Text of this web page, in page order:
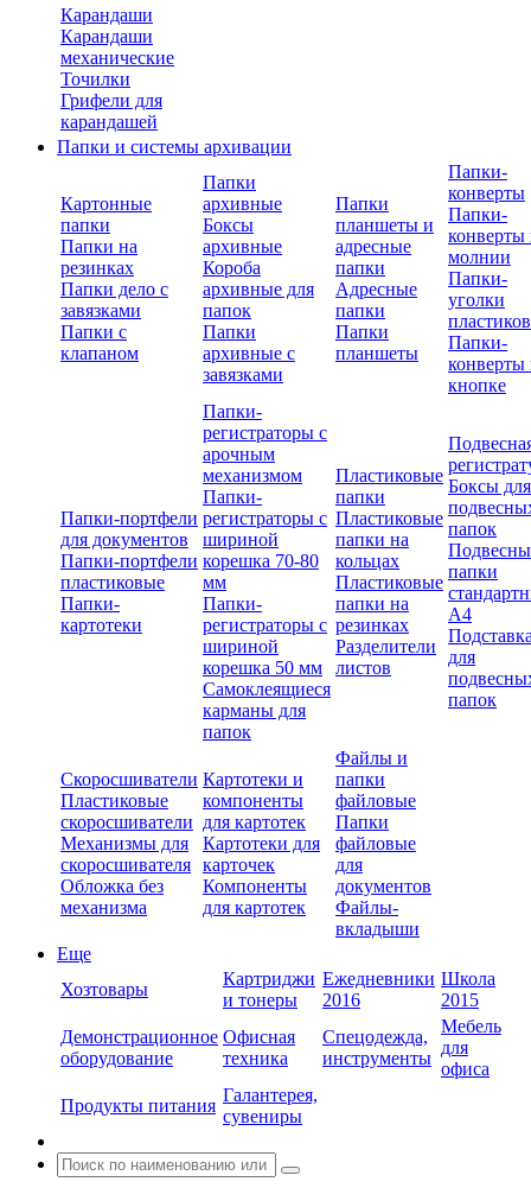
Карандаши
Карандаши
механические
Точилки
Грифели для
карандашей
Папки и системы архивации
Картонные
папки
Папки на
резинках
Папки дело с
завязками
Папки с
клапаном
Папки
архивные
Боксы
архивные
Короба
архивные для
папок
Папки
архивные с
завязками
Папки
планшеты и
адресные
папки
Адресные
папки
Папки
планшеты
Папки-
конверты
Папки-
конверты
молнии
Папки-
уголки
Папки-
конверты
кнопке
Папки-портфели
для документов
Папки-портфели
пластиковые
Папки-
картотеки
Папки-
регистраторы с
арочным
механизмом
Папки-
регистраторы с
шириной
корешка 70-80
мм
Папки-
регистраторы с
шириной
корешка 50 мм
Самоклеящиеся
карманы для
папок
Пластиковые
папки
Пластиковые
папки на
кольцах
Пластиковые
папки на
резинках
Разделители
листов
Боксы для
папок
папки
А4
для
папок
Скоросшиватели
Пластиковые
скоросшиватели
Механизмы для
скоросшивателя
Обложка без
механизма
Картотеки и
компоненты
для картотек
Картотеки для
карточек
Компоненты
для картотек
Файлы и
папки
файловые
Папки
файловые
для
документов
Файлы-
вкладыши
Еще
Хозтовары
Картриджи
и тонеры
Ежедневники
2016
Школа
2015
Демонстрационное
оборудование
Офисная
техника
Спецодежда,
инструменты
Мебель
для
офиса
Продукты питания
Галантерея,
сувениры